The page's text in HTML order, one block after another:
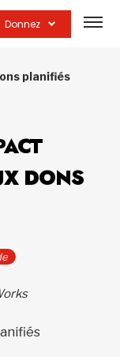
Donnez
la
planifiés
DONS